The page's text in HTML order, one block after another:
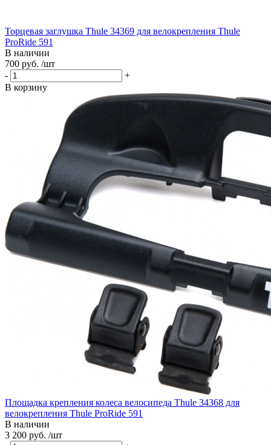
Торцевая заглушка Thule 34369 для велокрепления Thule
ProRide 591
В наличии
700 руб. /шт
-
+
В корзину
Площадка крепления колеса велосипеда Thule 34368 для
велокрепления Thule ProRide 591
В наличии
3 200 руб. /шт